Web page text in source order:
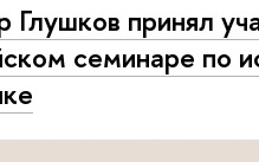
Глушков принял
семинаре по